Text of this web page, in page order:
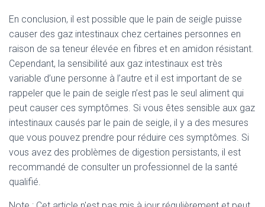
En conclusion, il est possible que le pain de seigle puisse
causer des gaz intestinaux chez certaines personnes en
raison de sa teneur élevée en fibres et en amidon résistant.
Cependant, la sensibilité aux gaz intestinaux est très
variable d’une personne à l’autre et il est important de se
rappeler que le pain de seigle n’est pas le seul aliment qui
peut causer ces symptômes. Si vous êtes sensible aux gaz
intestinaux causés par le pain de seigle, il y a des mesures
que vous pouvez prendre pour réduire ces symptômes. Si
vous avez des problèmes de digestion persistants, il est
recommandé de consulter un professionnel de la santé
qualifié.